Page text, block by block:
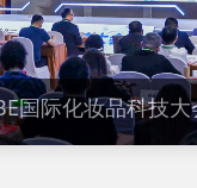
国际化妆品科技